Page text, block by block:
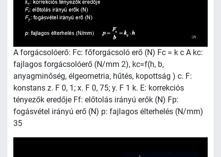
A forgácsolóerő: Fc: főforgácsoló erő (N) Fc = k c A kc:
fajlagos forgácsolóerő (N/mm 2), kc=f(h, b,
anyagminőség, élgeometria, hűtés, kopottság ) c. F:
konstans z. F 0, 1; x. F 0, 75; y. F 1 k. E: korrekciós
tényezők eredője Ff: előtolás irányú erők (N) Fp:
fogásvétel irányú erő (N) p: fajlagos élterhelés (N/mm)
35